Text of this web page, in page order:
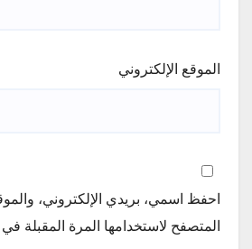
الموقع الإلكتروني
احفظ اسمي، بريدي الإلكتروني،
المتصفح لاستخدامها المرة المقبلة